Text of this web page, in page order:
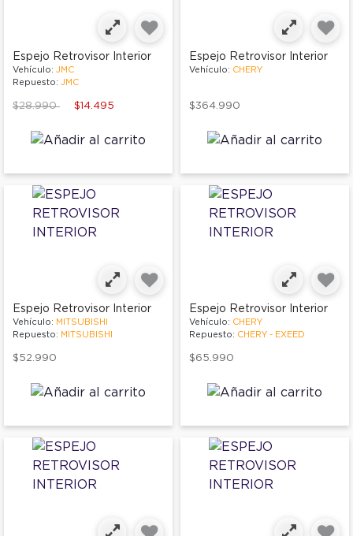
Espejo Retrovisor Interior
Vehículo: JMC
Repuesto: JMC
Price reduced from
$28.990to $14.495
Espejo Retrovisor Interior
Vehículo: CHERY
$364.990
Espejo Retrovisor Interior
Vehículo: MITSUBISHI
Repuesto: MITSUBISHI
$52.990
Espejo Retrovisor Interior
Vehículo: CHERY
Repuesto: CHERY - EXEED
$65.990